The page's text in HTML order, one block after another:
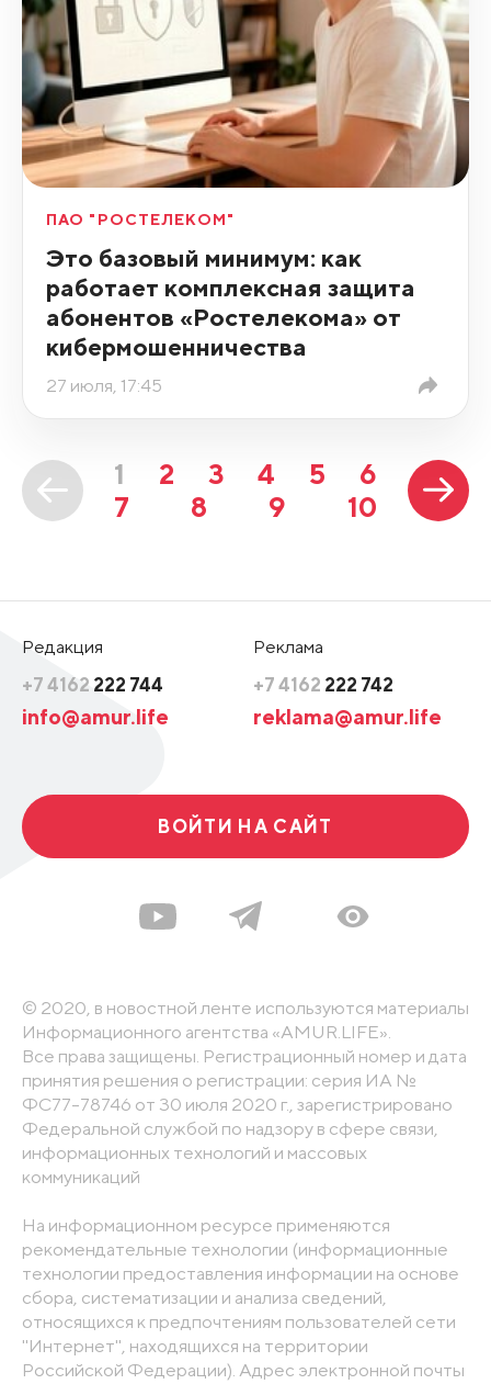
ПАО "РОСТЕЛЕКОМ"
Это базовый минимум: как
работает комплексная защита
абонентов «Ростелекома» от
кибермошенничества
27 июля, 17:45
1 2 3 4 5
6
7
8 9 10
Редакция
+7 4162 222 744
info@amur.life
Реклама
+7 4162 222 742
reklama@amur.life
ВОЙТИ НА САЙТ
© 2020, в новостной ленте используются материалы
Информационного агентства «AMUR.LIFE».
Все права защищены. Регистрационный номер и дата
принятия решения о регистрации: серия ИА №
ФС77-78746 от 30 июля 2020 г., зарегистрировано
Федеральной службой по надзору в сфере связи,
информационных технологий и массовых
коммуникаций
На информационном ресурсе применяются
рекомендательные технологии (информационные
технологии предоставления информации на основе
сбора, систематизации и анализа сведений,
относящихся к предпочтениям пользователей сети
"Интернет", находящихся на территории
Российской Федерации). Адрес электронной почты